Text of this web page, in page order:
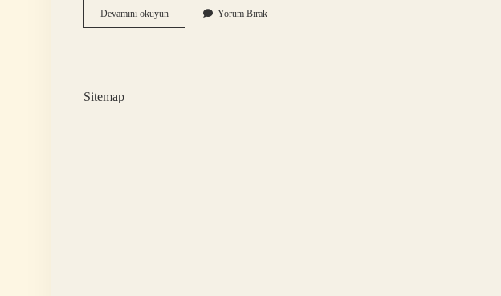
Devamını okuyunLenfödem
Muayenesi
Yorum Bırak
Sitemap